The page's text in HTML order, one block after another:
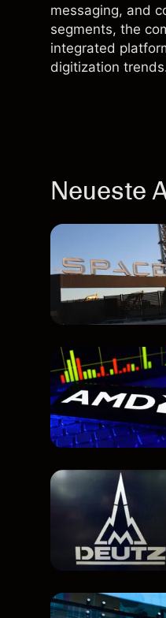
messaging, and
segments, the
integrated
digitization
Neueste